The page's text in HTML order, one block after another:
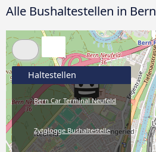
Alle Bushaltestellen in Bern
Haltestellen
Bern Car Terminal Neufeld
Zytglogge Bushaltestelle